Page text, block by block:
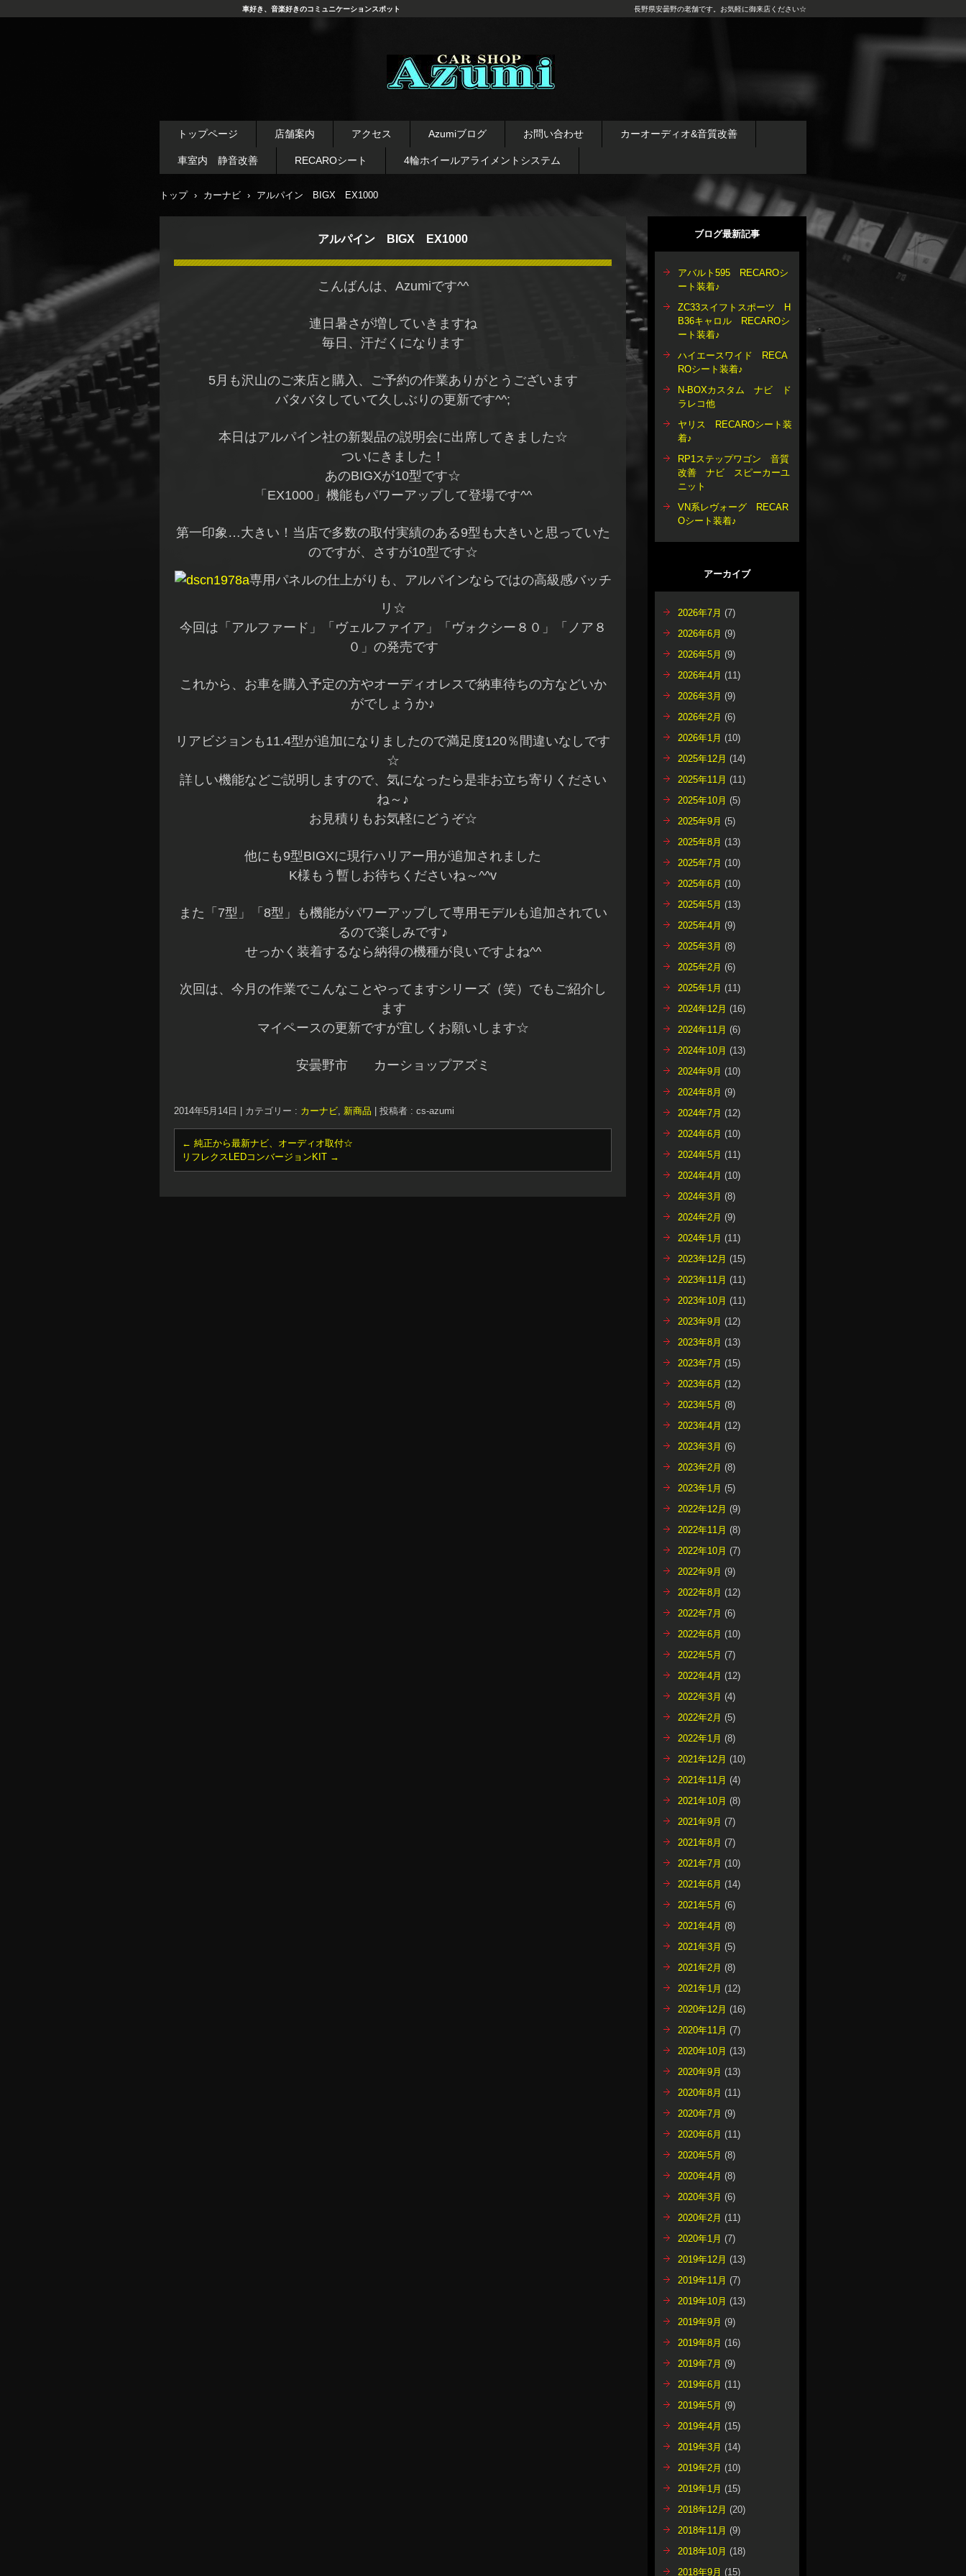
イール デッドニング カーオ
ーディオ レカロシート
車好き、音楽好きのコミュニケーションスポット 長野県安曇野の老舗です。お気軽に御来店ください☆
トップページ 店舗案内 アクセス Azumiブログ お問い合わせ カーオーディオ&音質改善
車室内 静音改善 RECAROシート 4輪ホイールアライメントシステム
トップ › カーナビ › アルパイン BIGX EX1000
アルパイン BIGX EX1000
こんばんは、Azumiです^^
連日暑さが増していきますね
毎日、汗だくになります
5月も沢山のご来店と購入、ご予約の作業ありがとうございます
バタバタしていて久しぶりの更新です^^;
本日はアルパイン社の新製品の説明会に出席してきました☆
ついにきました！
あのBIGXが10型です☆
「EX1000」機能もパワーアップして登場です^^
第一印象…大きい！当店で多数の取付実績のある9型も大きいと思っていた
のですが、さすが10型です☆
専用パネルの仕上がりも、アルパインならではの高級感バッチ
リ☆
今回は「アルファード」「ヴェルファイア」「ヴォクシー８０」「ノア８
０」の発売です
これから、お車を購入予定の方やオーディオレスで納車待ちの方などいか
がでしょうか♪
リアビジョンも11.4型が追加になりましたので満足度120％間違いなしです
☆
詳しい機能などご説明しますので、気になったら是非お立ち寄りください
ね～♪
お見積りもお気軽にどうぞ☆
他にも9型BIGXに現行ハリアー用が追加されました
K様もう暫しお待ちくださいね～^^v
また「7型」「8型」も機能がパワーアップして専用モデルも追加されてい
るので楽しみです♪
せっかく装着するなら納得の機種が良いですよね^^
次回は、今月の作業でこんなことやってますシリーズ（笑）でもご紹介し
ます
マイペースの更新ですが宜しくお願いします☆
安曇野市 カーショップアズミ
2014年5月14日 カテゴリー : カーナビ, 新商品 投稿者 : cs-azumi
← 純正から最新ナビ、オーディオ取付☆
リフレクスLEDコンバージョンKIT →
ブログ最新記事
アバルト595 RECAROシ
ート装着♪
ZC33スイフトスポーツ H
B36キャロル RECAROシ
ート装着♪
ハイエースワイド RECA
ROシート装着♪
N-BOXカスタム ナビ ド
ラレコ他
ヤリス RECAROシート装
着♪
RP1ステップワゴン 音質
改善 ナビ スピーカーユ
ニット
VN系レヴォーグ RECAR
Oシート装着♪
アーカイブ
2026年7月 (7)
2026年6月 (9)
2026年5月 (9)
2026年4月 (11)
2026年3月 (9)
2026年2月 (6)
2026年1月 (10)
2025年12月 (14)
2025年11月 (11)
2025年10月 (5)
2025年9月 (5)
2025年8月 (13)
2025年7月 (10)
2025年6月 (10)
2025年5月 (13)
2025年4月 (9)
2025年3月 (8)
2025年2月 (6)
2025年1月 (11)
2024年12月 (16)
2024年11月 (6)
2024年10月 (13)
2024年9月 (10)
2024年8月 (9)
2024年7月 (12)
2024年6月 (10)
2024年5月 (11)
2024年4月 (10)
2024年3月 (8)
2024年2月 (9)
2024年1月 (11)
2023年12月 (15)
2023年11月 (11)
2023年10月 (11)
2023年9月 (12)
2023年8月 (13)
2023年7月 (15)
2023年6月 (12)
2023年5月 (8)
2023年4月 (12)
2023年3月 (6)
2023年2月 (8)
2023年1月 (5)
2022年12月 (9)
2022年11月 (8)
2022年10月 (7)
2022年9月 (9)
2022年8月 (12)
2022年7月 (6)
2022年6月 (10)
2022年5月 (7)
2022年4月 (12)
2022年3月 (4)
2022年2月 (5)
2022年1月 (8)
2021年12月 (10)
2021年11月 (4)
2021年10月 (8)
2021年9月 (7)
2021年8月 (7)
2021年7月 (10)
2021年6月 (14)
2021年5月 (6)
2021年4月 (8)
2021年3月 (5)
2021年2月 (8)
2021年1月 (12)
2020年12月 (16)
2020年11月 (7)
2020年10月 (13)
2020年9月 (13)
2020年8月 (11)
2020年7月 (9)
2020年6月 (11)
2020年5月 (8)
2020年4月 (8)
2020年3月 (6)
2020年2月 (11)
2020年1月 (7)
2019年12月 (13)
2019年11月 (7)
2019年10月 (13)
2019年9月 (9)
2019年8月 (16)
2019年7月 (9)
2019年6月 (11)
2019年5月 (9)
2019年4月 (15)
2019年3月 (14)
2019年2月 (10)
2019年1月 (15)
2018年12月 (20)
2018年11月 (9)
2018年10月 (18)
2018年9月 (15)